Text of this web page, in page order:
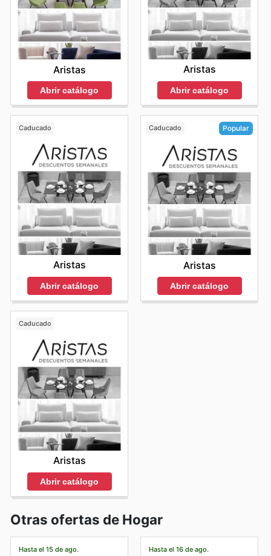
Aristas
Abrir catálogo
Aristas
Abrir catálogo
Caducado
Aristas
Abrir catálogo
Caducado Popular
Aristas
Abrir catálogo
Caducado
Aristas
Abrir catálogo
Otras ofertas de Hogar
Hasta el 15 de ago. Hasta el 16 de ago.